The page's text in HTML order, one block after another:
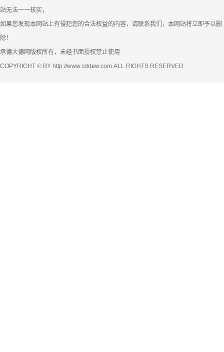
站无法一一核实，
如果您发现本网站上有侵犯您的合法权益的内容，请联系我们，本网站将立即予以删
除！
承德大德网版权所有，未经书面授权禁止使用
COPYRIGHT © BY http://www.cddew.com ALL RIGHTS RESERVED